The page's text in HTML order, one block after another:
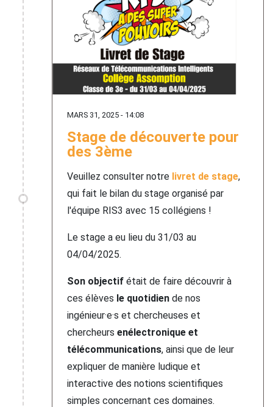
MARS 31, 2025 - 14:08
Stage de découverte pour
des 3ème
Veuillez consulter notre livret de stage,
qui fait le bilan du stage organisé par
l'équipe RIS3 avec 15 collégiens !
Le stage a eu lieu du 31/03 au
04/04/2025.
Son objectif était de faire découvrir à
ces élèves le quotidien de nos
ingénieur·e·s et chercheuses et
chercheurs enélectronique et
télécommunications, ainsi que de leur
expliquer de manière ludique et
interactive des notions scientifiques
simples concernant ces domaines.